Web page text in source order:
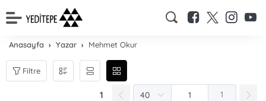
Anasayfa Yazar Mehmet Okur
Filtre
1 1